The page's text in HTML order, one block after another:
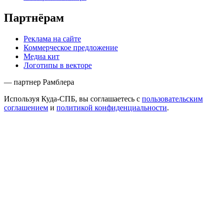
Партнёрам
Реклама на сайте
Коммерческое предложение
Медиа кит
Логотипы в векторе
— партнер Рамблера
Используя Куда-СПБ, вы соглашаетесь с пользовательским
соглашением и политикой конфиденциальности.